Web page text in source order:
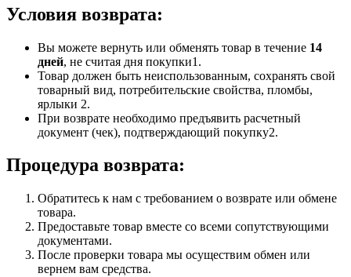
Условия возврата:
Вы можете вернуть или обменять товар в течение 14
дней, не считая дня покупки1.
Товар должен быть неиспользованным, сохранять свой
товарный вид, потребительские свойства, пломбы,
ярлыки 2.
При возврате необходимо предъявить расчетный
документ (чек), подтверждающий покупку2.
Процедура возврата:
Обратитесь к нам с требованием о возврате или обмене
товара.
Предоставьте товар вместе со всеми сопутствующими
документами.
После проверки товара мы осуществим обмен или
вернем вам средства.